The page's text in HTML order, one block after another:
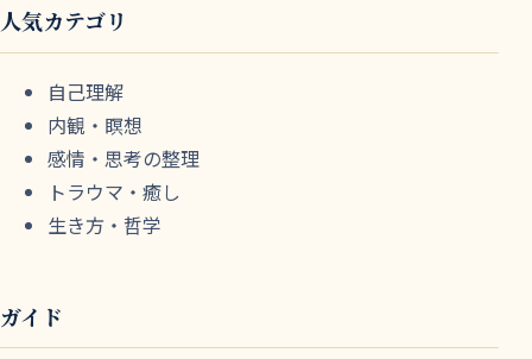
人気カテゴリ
自己理解
内観・瞑想
感情・思考の整理
トラウマ・癒し
生き方・哲学
ガイド